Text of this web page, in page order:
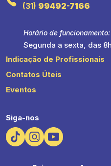
(31) 99492-7166
Horário de funcionamento:
Segunda a sexta, das
Indicação de Profissionais
Contatos Úteis
Eventos
Siga-nos